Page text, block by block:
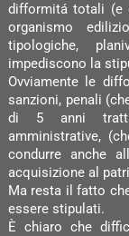
difformitá totali (e
organismo
tipologiche,
impediscono la
Ovviamente le
sanzioni, penali
di 5 anni
amministrative,
condurre anche
acquisizione al
Ma resta il fatto
essere stipulati.
È chiaro che